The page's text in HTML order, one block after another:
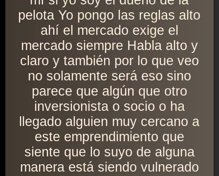
pelota Yo pongo las reglas alto
ahí el mercado exige el
mercado siempre Habla alto y
claro y también por lo que veo
no solamente será eso sino
parece que algún que otro
inversionista o socio o ha
llegado alguien muy cercano a
este emprendimiento que
siente que lo suyo de alguna
manera está siendo vulnerado